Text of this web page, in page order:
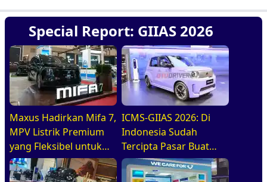
Special Report: GIIAS 2026
Maxus Hadirkan Mifa 7,
MPV Listrik Premium
yang Fleksibel untuk
Keluarga Modern Di
GIIAS 2026
ICMS-GIIAS 2026: Di
Indonesia Sudah
Tercipta Pasar Buat
BEV, HEV, Dan PHEV